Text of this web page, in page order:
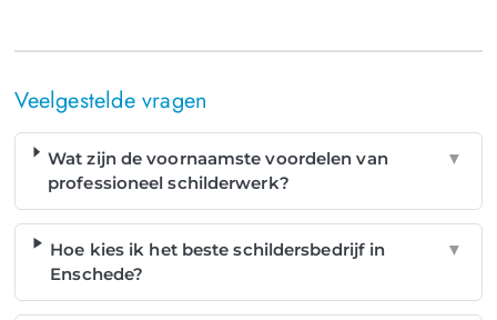
Veelgestelde vragen
Wat zijn de voornaamste voordelen van
professioneel schilderwerk?
▼
Hoe kies ik het beste schildersbedrijf in
Enschede?
▼